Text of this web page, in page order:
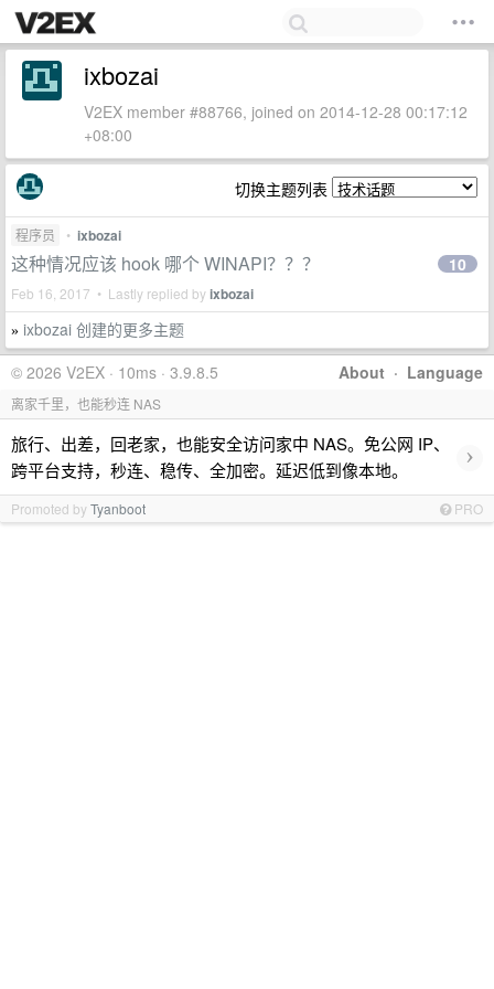
ixbozai
V2EX member #88766, joined on 2014-12-28 00:17:12
+08:00
切换主题列表
程序员 • ixbozai
这种情况应该 hook 哪个 WINAPI？？？
Feb 16, 2017 • Lastly replied byixbozai
10
» ixbozai 创建的更多主题
About · Language
© 2026 V2EX · 10ms · 3.9.8.5
离家千里，也能秒连 NAS
旅行、出差，回老家，也能安全访问家中 NAS。免公网 IP、
跨平台支持，秒连、稳传、全加密。延迟低到像本地。
›
Promoted byTyanboot PRO